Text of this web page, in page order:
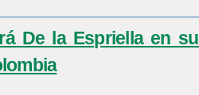
De la Espriella en